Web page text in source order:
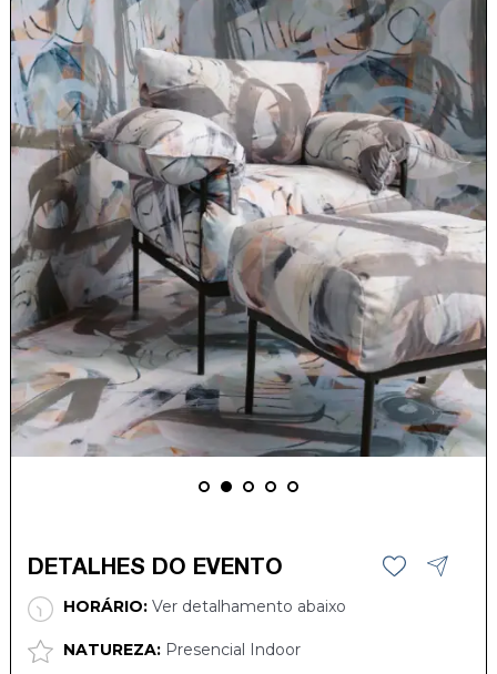
DETALHES DO EVENTO
HORÁRIO:Ver detalhamento abaixo
NATUREZA:Presencial Indoor